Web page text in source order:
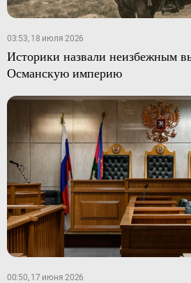
03:53, 18 июля 2026
Историки назвали неизбежным
Османскую империю
00:50, 17 июня 2026